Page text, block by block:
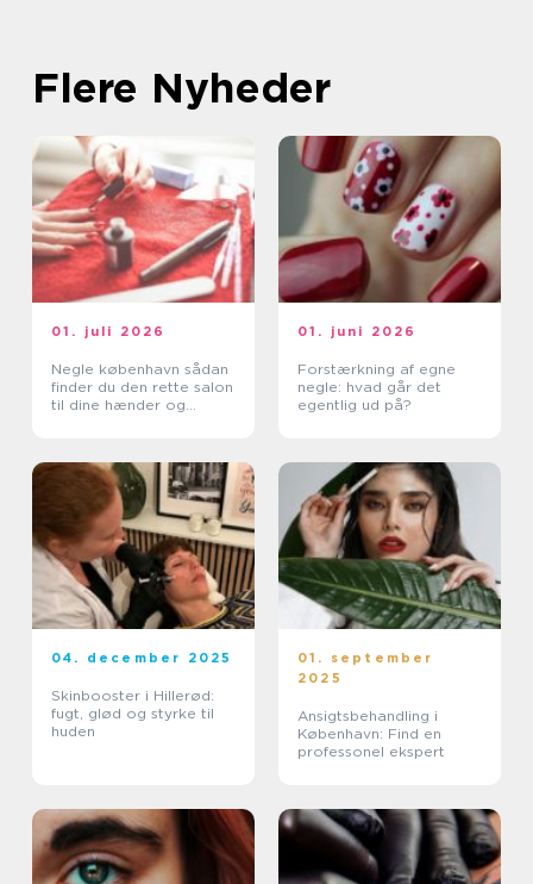
Flere Nyheder
01. juli 2026
Negle københavn sådan
finder du den rette salon
til dine hænder og
01. juni 2026
Forstærkning af egne
negle: hvad går det
egentlig ud på?
04. december 2025
Skinbooster i Hillerød:
fugt, glød og styrke til
huden
01. september
2025
Ansigtsbehandling i
København: Find en
professonel ekspert